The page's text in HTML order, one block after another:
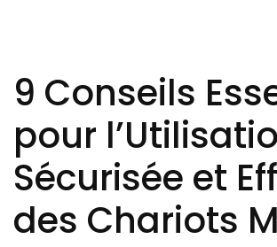
9 Conseils
pour
Sécurisée et
des Chariots